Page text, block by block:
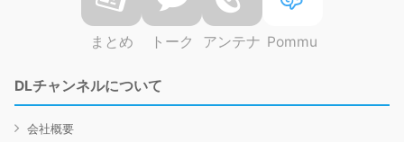
まとめ トーク アンテナ Pommu
DLチャンネルについて
会社概要